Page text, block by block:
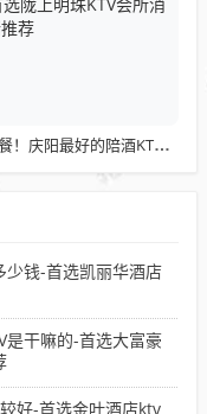
秀色可餐！庆阳最好的陪酒KTV-首选陇上明珠KTV会所消费行情推荐
少钱-首选凯丽华酒店
是干嘛的-首选大富豪
好-首选金叶酒店ktv